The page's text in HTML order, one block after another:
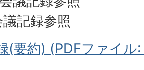
記録参照
(要約) (PDFファイル